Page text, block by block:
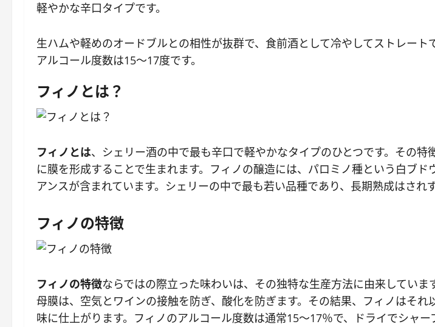
軽やかな辛口タイプです。
生ハムや軽めのオードブルとの相性が抜群で、食前酒として冷やしてストレー
アルコール度数は15～17度です。
フィノとは？
フィノとは、シェリー酒の中で最も辛口で軽やかなタイプのひとつです。その
に膜を形成することで生まれます。フィノの醸造には、パロミノ種という白ブ
アンスが含まれています。シェリーの中で最も若い品種であり、長期熟成はされ
フィノの特徴
フィノの特徴ならではの際立った味わいは、その独特な生産方法に由来してい
母膜は、空気とワインの接触を防ぎ、酸化を防ぎます。その結果、フィノはそ
味に仕上がります。フィノのアルコール度数は通常15～17％で、ドライでシャ